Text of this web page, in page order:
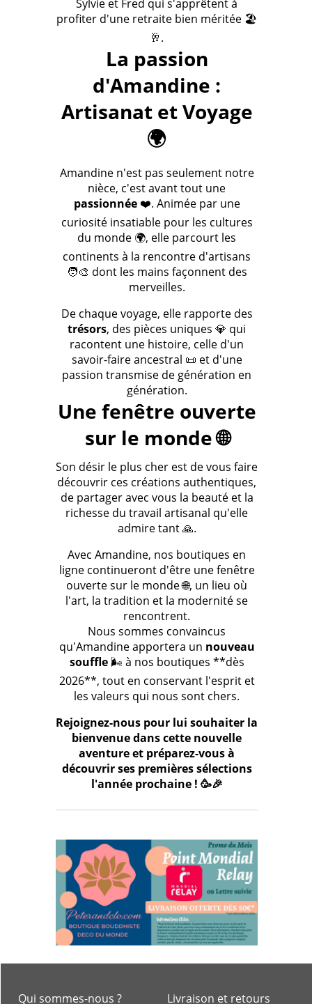
Sylvie et Fred qui s'apprêtent à
profiter d'une retraite bien méritée 🏖️
🥂.
La passion
d'Amandine :
Artisanat et Voyage
🌍
Amandine n'est pas seulement notre
nièce, c'est avant tout une
passionnée❤️. Animée par une
curiosité insatiable pour les cultures
du monde 🌍, elle parcourt les
continents à la rencontre d'artisans
🧑‍🎨 dont les mains façonnent des
merveilles.
De chaque voyage, elle rapporte des
trésors, des pièces uniques 💎 qui
racontent une histoire, celle d'un
savoir-faire ancestral 📜 et d'une
passion transmise de génération en
génération.
Une fenêtre ouverte
sur le monde 🌐
Son désir le plus cher est de vous faire
découvrir ces créations authentiques,
de partager avec vous la beauté et la
richesse du travail artisanal qu'elle
admire tant 🙏.
Avec Amandine, nos boutiques en
ligne continueront d'être une fenêtre
ouverte sur le monde 🌐, un lieu où
l'art, la tradition et la modernité se
rencontrent.
Nous sommes convaincus
qu'Amandine apportera un nouveau
souffle🌬️ à nos boutiques **dès
2026**, tout en conservant l'esprit et
les valeurs qui nous sont chers.
Rejoignez-nous pour lui souhaiter la
bienvenue dans cette nouvelle
aventure et préparez-vous à
découvrir ses premières sélections
l'année prochaine ! 🥳🎉
Livraison et retours
Qui sommes-nous ?